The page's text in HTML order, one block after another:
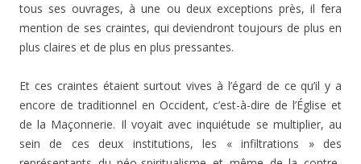
tous ses ouvrages, à une ou deux exceptions près, il fera
mention de ses craintes, qui deviendront toujours de plus en
plus claires et de plus en plus pressantes.
Et ces craintes étaient surtout vives à l’égard de ce qu’il y a
encore de traditionnel en Occident, c’est-à-dire de l’Église et
de la Maçonnerie. Il voyait avec inquiétude se multiplier, au
sein de ces deux institutions, les « infiltrations » des